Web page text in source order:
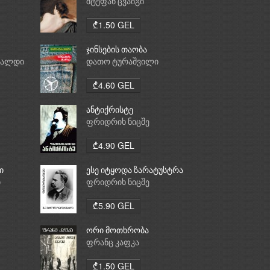
საათი
შტეფან ცვაიგი
₾1.50 GEL
ჯინსების თაობა
დათო ტურაშვილი
₾4.60 GEL
ანტიქრისტე
ფრიდრიხ ნიცშე
₾4.90 GEL
ესე იტყოდა ზარატუსტრა
ფრიდრიხ ნიცშე
₾5.90 GEL
ორი მოთხრობა
ფრანც კაფკა
₾1.50 GEL